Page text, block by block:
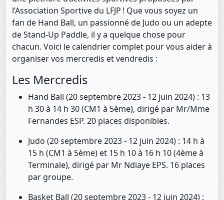
l’Association Sportive du LFJP ! Que vous soyez un
fan de Hand Ball, un passionné de Judo ou un adepte
de Stand-Up Paddle, il y a quelque chose pour
chacun. Voici le calendrier complet pour vous aider à
organiser vos mercredis et vendredis :
Les Mercredis
Hand Ball (20 septembre 2023 - 12 juin 2024) : 13
h 30 à 14 h 30 (CM1 à 5ème), dirigé par Mr/Mme
Fernandes ESP. 20 places disponibles.
Judo (20 septembre 2023 - 12 juin 2024) : 14 h à
15 h (CM1 à 5ème) et 15 h 10 à 16 h 10 (4ème à
Terminale), dirigé par Mr Ndiaye EPS. 16 places
par groupe.
Basket Ball (20 septembre 2023 - 12 juin 2024) :